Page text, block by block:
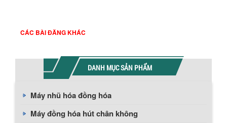
CÁC BÀI ĐĂNG KHÁC
DANH MỤC SẢN PHẨM
Máy nhũ hóa đồng hóa
Máy đồng hóa hút chân không